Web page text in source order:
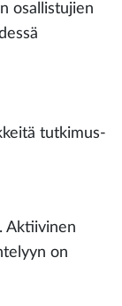
osallistujien
tutkimus-
Aktiivinen
on